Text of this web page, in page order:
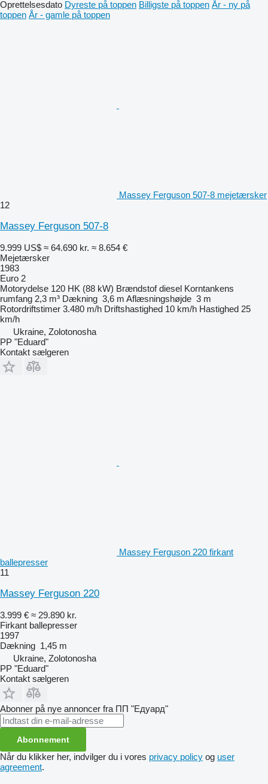
Oprettelsesdato Dyreste på toppen Billigste på toppen År - ny på
toppen År - gamle på toppen
Massey Ferguson 507-8 mejetærsker
12
Massey Ferguson 507-8
9.999 US$ ≈ 64.690 kr. ≈ 8.654 €
Mejetærsker
1983
Euro 2
Motorydelse 120 HK (88 kW) Brændstof diesel Korntankens
rumfang 2,3 m³ Dækning 3,6 m Aflæsningshøjde 3 m
Rotordriftstimer 3.480 m/h Driftshastighed 10 km/h Hastighed 25
km/h
Ukraine, Zolotonosha
PP "Eduard"
Kontakt sælgeren
Massey Ferguson 220 firkant
ballepresser
11
Massey Ferguson 220
3.999 € ≈ 29.890 kr.
Firkant ballepresser
1997
Dækning 1,45 m
Ukraine, Zolotonosha
PP "Eduard"
Kontakt sælgeren
Abonner på nye annoncer fra ПП "Едуард"
Abonnement
Når du klikker her, indvilger du i vores privacy policy og user
agreement.